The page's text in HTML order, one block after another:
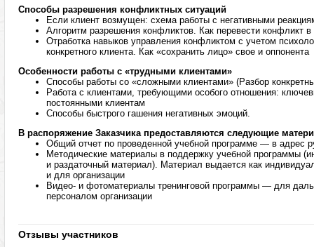
Способы разрешения конфликтных ситуаций
Если клиент возмущен: схема работы с негативными
Алгоритм разрешения конфликтов. Как перевести конфликт в
Отработка навыков управления конфликтом с учетом
конкретного клиента. Как «сохранить лицо» свое и оппонента
Особенности работы с «трудными клиентами»
Способы работы со «сложными клиентами» (Разбор
Работа с клиентами, требующими особого отношения:
постоянными клиентам
Способы быстрого гашения негативных эмоций.
В распоряжение Заказчика предоставляются следующие
Общий отчет по проведенной учебной программе — в адрес
Методические материалы в поддержку учебной программы
и раздаточный материал). Материал выдается как
и для организации
Видео- и фотоматериалы тренинговой программы — для
персоналом организации
Отзывы участников